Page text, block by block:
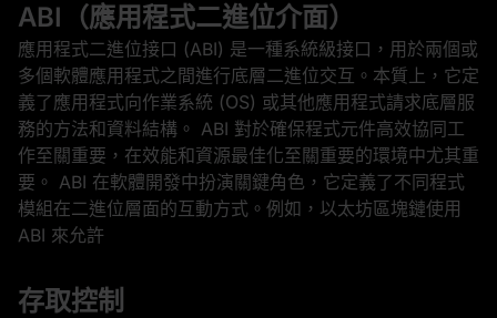
ABI（應用程式二進位介面）
應用程式二進位接口 (ABI) 是一種系統級接口，用於兩個或
多個軟體應用程式之間進行底層二進位交互。本質上，它定
義了應用程式向作業系統 (OS) 或其他應用程式請求底層服
務的方法和資料結構。 ABI 對於確保程式元件高效協同工
作至關重要，在效能和資源最佳化至關重要的環境中尤其重
要。 ABI 在軟體開發中扮演關鍵角色，它定義了不同程式
模組在二進位層面的互動方式。例如，以太坊區塊鏈使用
ABI 來允許
存取控制